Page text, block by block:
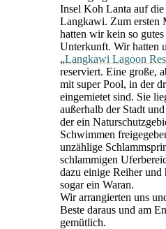
Insel Koh Lanta auf die
Langkawi. Zum ersten
hatten wir kein so
Unterkunft. Wir hatten
„Langkawi Lagoon
reserviert. Eine große,
mit super Pool, in der
eingemietet sind. Sie
außerhalb der Stadt
der ein
Schwimmen
unzählige
schlammigen
dazu einige Reiher
sogar ein Waran.
Wir arrangierten uns
Beste daraus und am
gemütlich.